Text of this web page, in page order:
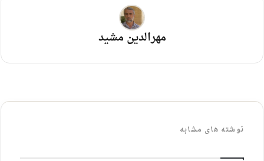
مهرالدین مشید
نوشته های مشابه